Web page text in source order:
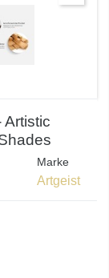
Marke
Artgeist